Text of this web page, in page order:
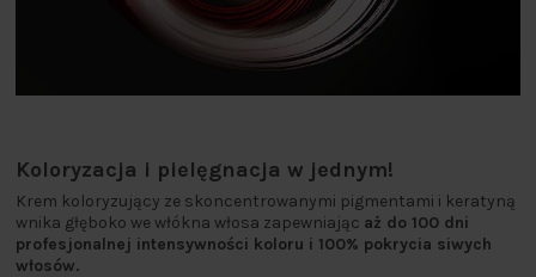
Koloryzacja i pielęgnacja w jednym!
Krem koloryzujący ze skoncentrowanymi pigmentami i keratyną
wnika głęboko we włókna włosa zapewniając aż do 100 dni
profesjonalnej intensywności koloru i 100% pokrycia siwych
włosów.